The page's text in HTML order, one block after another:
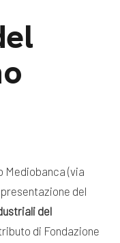
Mediobanca (via
del
del
di Fondazione
Campagne
Libri e
e blog progetti